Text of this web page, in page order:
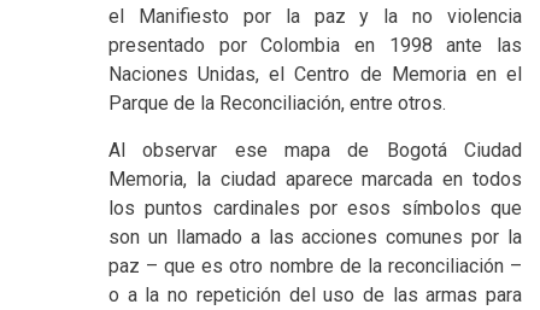
el Manifiesto por la paz y la no violencia
presentado por Colombia en 1998 ante las
Naciones Unidas, el Centro de Memoria en el
Parque de la Reconciliación, entre otros.
Al observar ese mapa de Bogotá Ciudad
Memoria, la ciudad aparece marcada en todos
los puntos cardinales por esos símbolos que
son un llamado a las acciones comunes por la
paz – que es otro nombre de la reconciliación –
o a la no repetición del uso de las armas para